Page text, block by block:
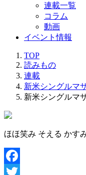
連載一覧
コラム
動画
イベント情報
TOP
読みもの
連載
新米シングルマ
新米シングルマ
ほほ笑み そえる かす
Facebook